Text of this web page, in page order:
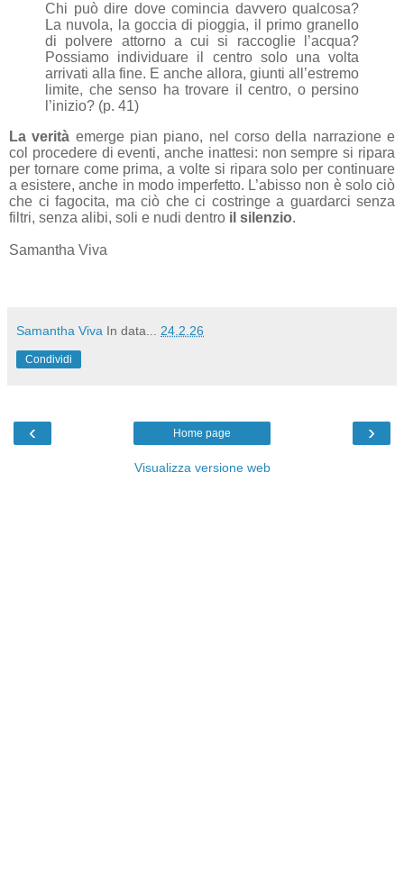
Chi può dire dove comincia davvero qualcosa?
La nuvola, la goccia di pioggia, il primo granello
di polvere attorno a cui si raccoglie l’acqua?
Possiamo individuare il centro solo una volta
arrivati alla fine. E anche allora, giunti all’estremo
limite, che senso ha trovare il centro, o persino
l’inizio? (p. 41)
La verità emerge pian piano, nel corso della narrazione e
col procedere di eventi, anche inattesi: non sempre si ripara
per tornare come prima, a volte si ripara solo per continuare
a esistere, anche in modo imperfetto. L’abisso non è solo ciò
che ci fagocita, ma ciò che ci costringe a guardarci senza
filtri, senza alibi, soli e nudi dentro il silenzio.
Samantha Viva
Samantha Viva In data... 24.2.26
Condividi
‹ ›
Home page
Visualizza versione web